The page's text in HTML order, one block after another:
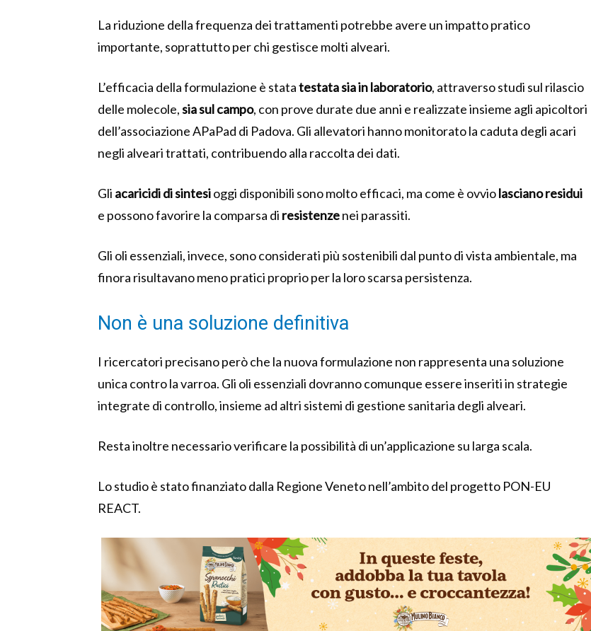
La riduzione della frequenza dei trattamenti potrebbe avere un impatto pratico
importante, soprattutto per chi gestisce molti alveari.
L’efficacia della formulazione è statatestata sia in laboratorio, attraverso studi sul rilascio
delle molecole,sia sul campo, con prove durate due anni e realizzate insieme agli apicoltori
dell’associazione APaPad di Padova. Gli allevatori hanno monitorato la caduta degli acari
negli alveari trattati, contribuendo alla raccolta dei dati.
Gli acaricidi di sintesioggi disponibili sono molto efficaci, ma come è ovviolasciano residui
e possono favorire la comparsa di resistenzenei parassiti.
Gli oli essenziali, invece, sono considerati più sostenibili dal punto di vista ambientale, ma
finora risultavano meno pratici proprio per la loro scarsa persistenza.
Non è una soluzione definitiva
I ricercatori precisano però che la nuova formulazione non rappresenta una soluzione
unica contro la varroa. Gli oli essenziali dovranno comunque essere inseriti in strategie
integrate di controllo, insieme ad altri sistemi di gestione sanitaria degli alveari.
Resta inoltre necessario verificare la possibilità di un’applicazione su larga scala.
Lo studio è stato finanziato dalla Regione Veneto nell’ambito del progetto PON-EU
REACT.